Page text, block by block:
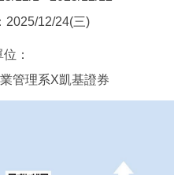
2025/12/24(三)
：
管理系X凱基證券